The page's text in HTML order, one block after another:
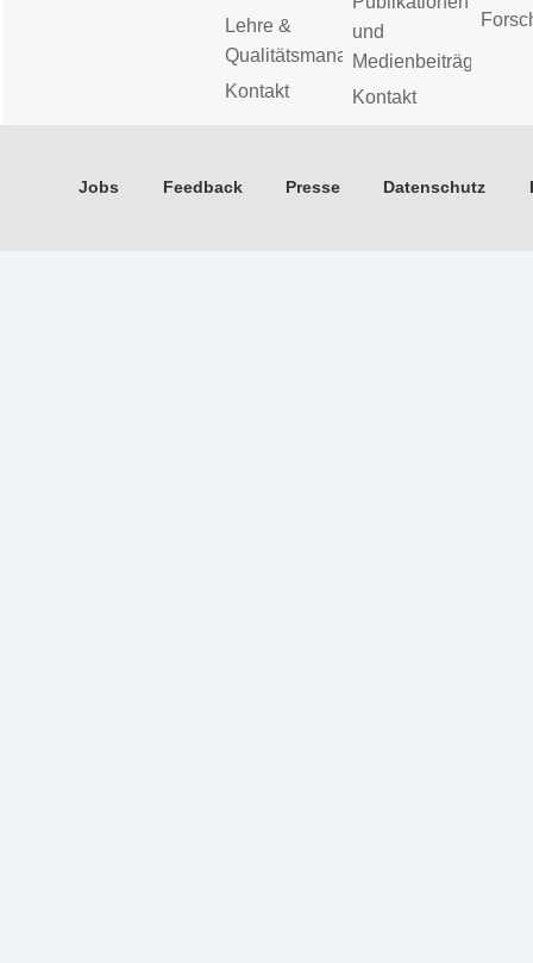
Lehre &
Qualitätsmanagement
Kontakt
und
Medienbeiträge
Kontakt
Jobs Feedback Presse Datenschutz